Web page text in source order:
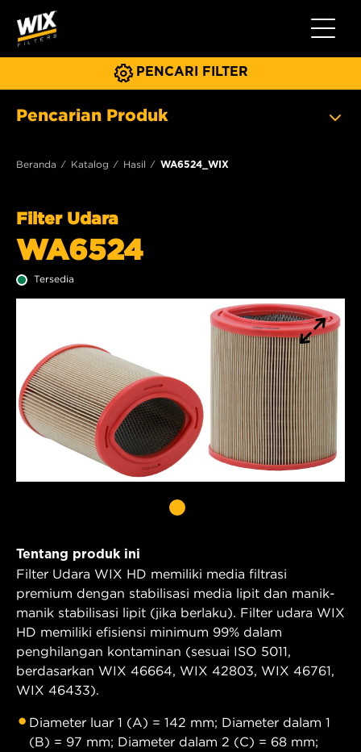
Beralih
PENCARI FILTER
Pencarian Produk
Beranda Katalog Hasil WA6524_WIX
Filter Udara
WA6524
Tersedia
Tentang produk ini
Filter Udara WIX HD memiliki media filtrasi
premium dengan stabilisasi media lipit dan manik-
manik stabilisasi lipit (jika berlaku). Filter udara WIX
HD memiliki efisiensi minimum 99% dalam
penghilangan kontaminan (sesuai ISO 5011,
berdasarkan WIX 46664, WIX 42803, WIX 46761,
WIX 46433).
Diameter luar 1 (A) = 142 mm; Diameter dalam 1
(B) = 97 mm; Diameter dalam 2 (C) = 68 mm;